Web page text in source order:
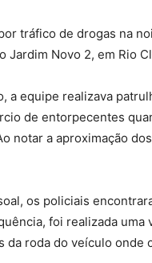
tráfico de drogas na
Jardim Novo 2, em Rio
a equipe realizava
de entorpecentes
notar a aproximação
os policiais
foi realizada
da roda do veículo onde